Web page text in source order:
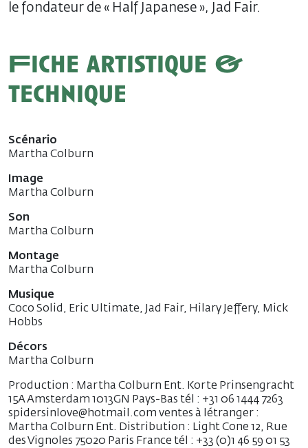
le fondateur de « Half Japanese », Jad Fair.
Fiche artistique &
technique
Scénario
Martha Colburn
Image
Martha Colburn
Son
Martha Colburn
Montage
Martha Colburn
Musique
Coco Solid, Eric Ultimate, Jad Fair, Hilary Jeffery, Mick
Hobbs
Décors
Martha Colburn
Production : Martha Colburn Ent. Korte Prinsengracht
15A Amsterdam 1013GN Pays-Bas tél : +31 06 1444 7263
spidersinlove@hotmail.com ventes à létranger :
Martha Colburn Ent. Distribution : Light Cone 12, Rue
des Vignoles 75020 Paris France tél : +33 (0)1 46 59 01 53